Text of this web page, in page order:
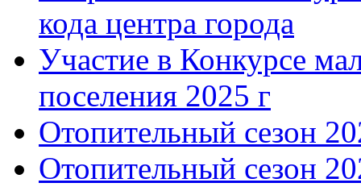
кода центра города
Участие в Конкурсе
поселения 2025 г
Отопительный сезон
Отопительный сезон